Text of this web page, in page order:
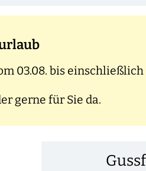
03.08. bis einschließlich
gerne für Sie da.